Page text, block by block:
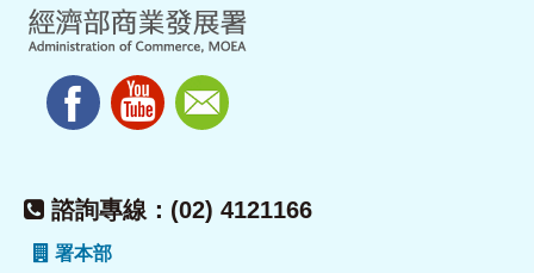
諮詢專線：(02) 4121166
署本部